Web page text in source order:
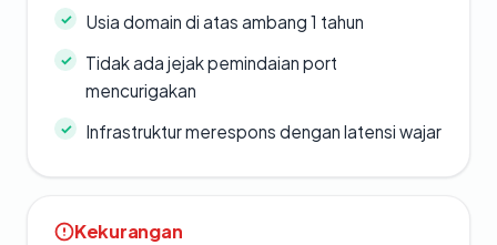
Usia domain di atas ambang 1 tahun
Tidak ada jejak pemindaian port
mencurigakan
Infrastruktur merespons dengan latensi wajar
Kekurangan